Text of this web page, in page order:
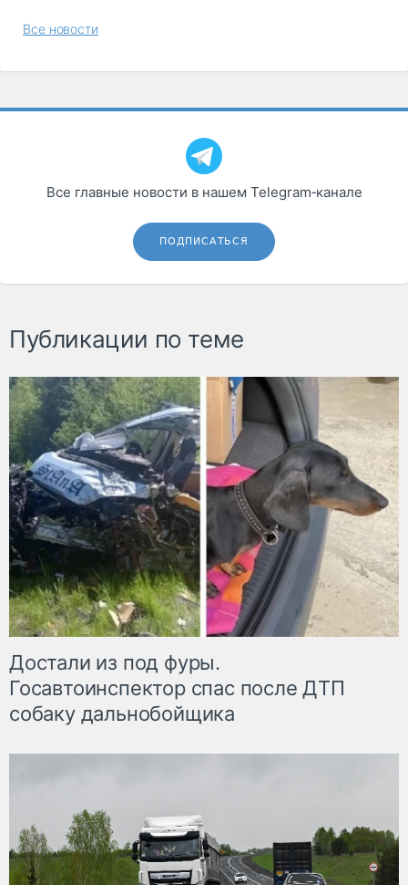
Все новости
Все главные новости в нашем Telegram‑канале
ПОДПИСАТЬСЯ
Публикации по теме
Достали из под фуры.
Госавтоинспектор спас после ДТП
собаку дальнобойщика